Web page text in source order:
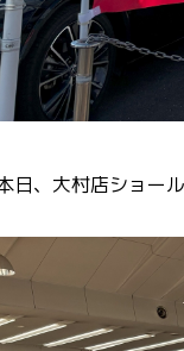
日、大村店ショー